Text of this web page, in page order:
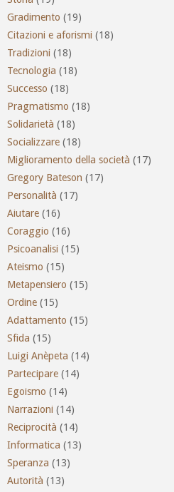
Gradimento (19)
Citazioni e aforismi (18)
Tradizioni (18)
Tecnologia (18)
Successo (18)
Pragmatismo (18)
Solidarietà (18)
Socializzare (18)
Miglioramento della società (17)
Gregory Bateson (17)
Personalità (17)
Aiutare (16)
Coraggio (16)
Psicoanalisi (15)
Ateismo (15)
Metapensiero (15)
Ordine (15)
Adattamento (15)
Sfida (15)
Luigi Anèpeta (14)
Partecipare (14)
Egoismo (14)
Narrazioni (14)
Reciprocità (14)
Informatica (13)
Speranza (13)
Autorità (13)